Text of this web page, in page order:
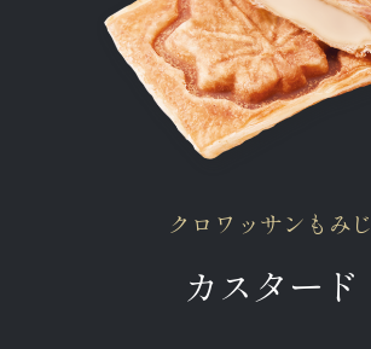
クロワッサンもみじ
カスタード